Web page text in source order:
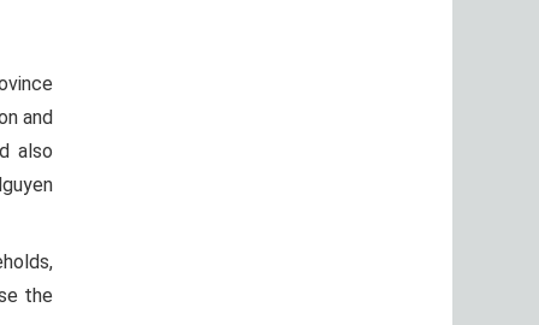
and
also
the